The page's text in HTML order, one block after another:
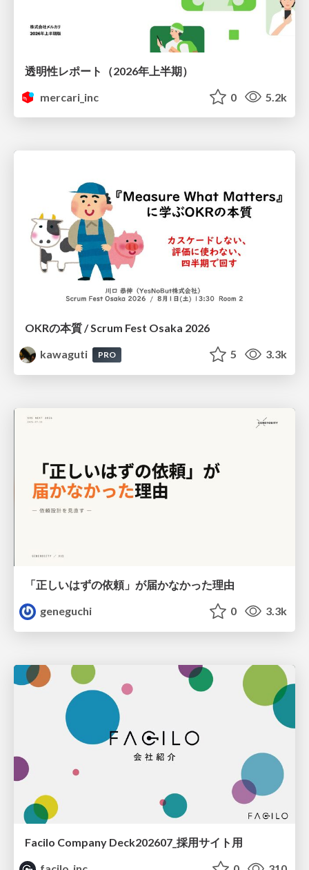
透明性レポート（2026年上半期）
mercari_inc
0 5.2k
OKRの本質 / Scrum Fest Osaka 2026
kawaguti
PRO 5 3.3k
「正しいはずの依頼」が届かなかった理由
geneguchi
0 3.3k
Facilo Company Deck202607_採用サイト用